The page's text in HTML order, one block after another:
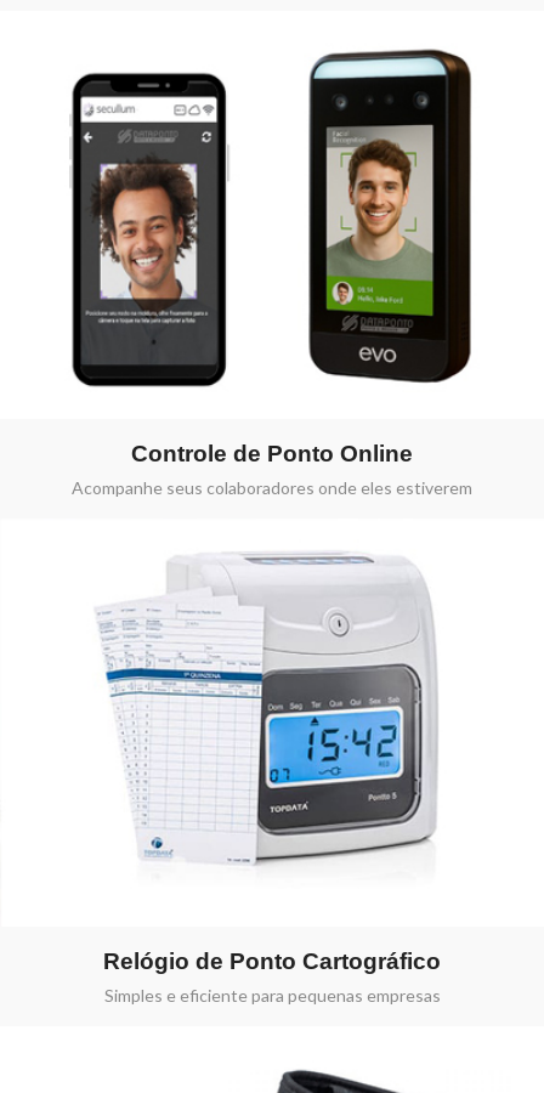
Controle de Ponto Online
Acompanhe seus colaboradores onde eles estiverem
Relógio de Ponto Cartográfico
Simples e eficiente para pequenas empresas